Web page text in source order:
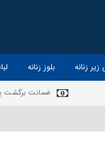
زنانه بلوز زنانه
ضمانت برگشت